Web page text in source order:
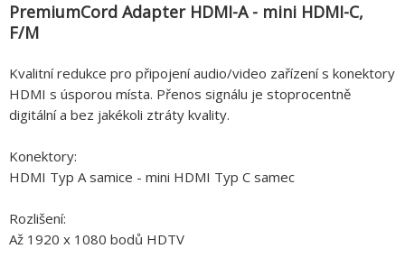
PremiumCord Adapter HDMI-A - mini HDMI-C,
F/M
Kvalitní redukce pro připojení audio/video zařízení s konektory
HDMI s úsporou místa. Přenos signálu je stoprocentně
digitální a bez jakékoli ztráty kvality.
Konektory:
HDMI Typ A samice - mini HDMI Typ C samec
Rozlišení:
Až 1920 x 1080 bodů HDTV